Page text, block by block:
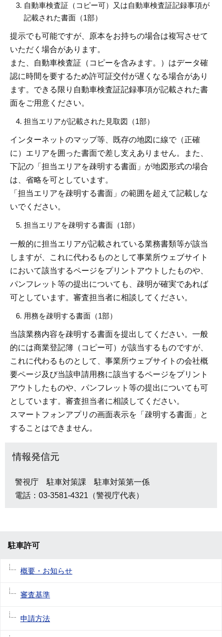
自動車検査証（コピー可）又は自動車検査証記録事項が
記載された書面（1部）
提示でも可能ですが、原本をお持ちの場合は複写させて
いただく場合があります。
また、自動車検査証（コピーを含みます。）はデータ確
認に時間を要するため許可証交付が遅くなる場合があり
ます。できる限り自動車検査証記録事項が記載された書
面をご用意ください。
担当エリアが記載された見取図（1部）
インターネットのマップ等、既存の地図に線で（正確
に）エリアを囲った書面で差し支えありません。また、
下記の「担当エリアを疎明する書面」が地図形式の場合
は、省略を可としています。
「担当エリアを疎明する書面」の範囲を超えて記載しな
いでください。
担当エリアを疎明する書面（1部）
一般的に担当エリアが記載されている業務書類等が該当
しますが、これに代わるものとして事業所ウェブサイト
において該当するページをプリントアウトしたものや、
パンフレット等の提出についても、疎明が確実であれば
可としています。審査担当者に相談してください。
用務を疎明する書面（1部）
当該業務内容を疎明する書面を提出してください。一般
的には商業登記簿（コピー可）が該当するものですが、
これに代わるものとして、事業所ウェブサイトの会社概
要ページ及び当該申請用務に該当するページをプリント
アウトしたものや、パンフレット等の提出についても可
としています。審査担当者に相談してください。
スマートフォンアプリの画面表示を「疎明する書面」と
することはできません。
情報発信元
警視庁 駐車対策課 駐車対策第一係
電話：03-3581-4321（警視庁代表）
駐車許可
概要・お知らせ
審査基準
申請方法